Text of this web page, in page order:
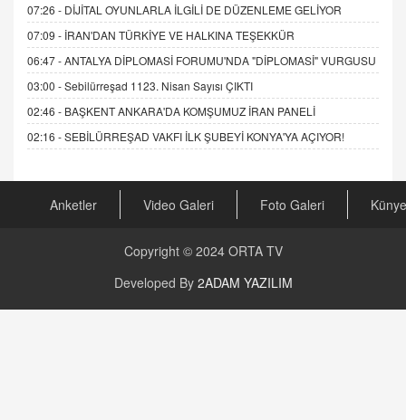
07:26 - DİJİTAL OYUNLARLA İLGİLİ DE DÜZENLEME GELİYOR
07:09 - İRAN'DAN TÜRKİYE VE HALKINA TEŞEKKÜR
06:47 -ANTALYA DİPLOMASİ FORUMU'NDA "DİPLOMASİ" VURGUSU
03:00 -Sebilürreşad 1123. Nisan Sayısı ÇIKTI
02:46 - BAŞKENT ANKARA'DA KOMŞUMUZ İRAN PANELİ
02:16 -SEBİLÜRREŞAD VAKFI İLK ŞUBEYİ KONYA'YA AÇIYOR!
Anketler Video Galeri Foto Galeri Künye
Copyright © 2024 ORTA TV
Developed By 2ADAM YAZILIM